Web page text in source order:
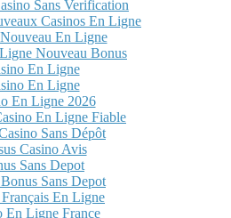
Sans Verification
Casinos En Ligne
En Ligne
Nouveau Bonus
En Ligne
En Ligne
En Ligne 2026
En Ligne Fiable
Sans Dépôt
Casino Avis
Sans Depot
Sans Depot
En Ligne
En Ligne France